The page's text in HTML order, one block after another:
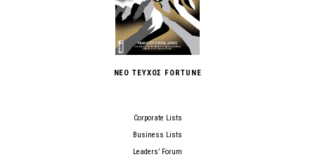
ΝΕΟ ΤΕΥΧΟΣ FORTUNE
Corporate Lists
Business Lists
Leaders’ Forum